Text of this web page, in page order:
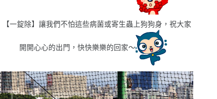
【一錠除】讓我們不怕這些病菌或寄生蟲上狗狗身，祝大家
開開心心的出門，快快樂樂的回家〜